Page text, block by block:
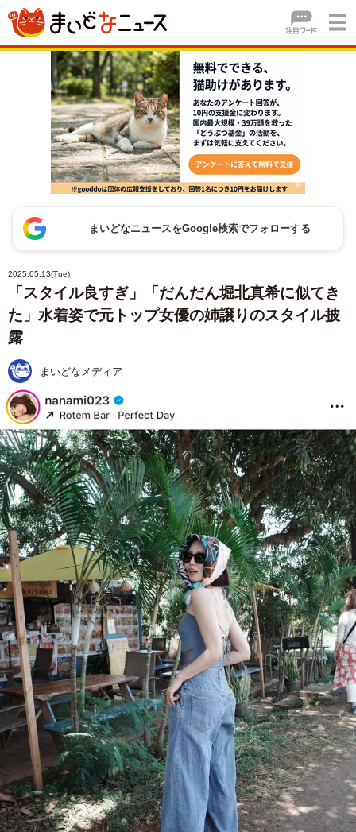
まいどなニュースをGoogle検索でフォローする
2025.05.13(Tue)
「スタイル良すぎ」「だんだん堀北真希に似てき
た」水着姿で元トップ女優の姉譲りのスタイル披
露
まいどなメディア